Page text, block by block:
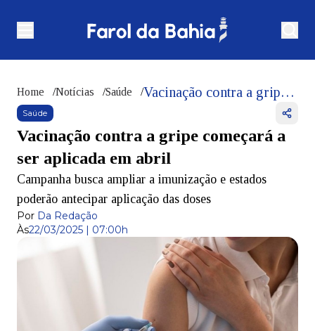
Home /Notícias /Saúde / Vacinação contra a gripe começará a ser aplicada em abril
Saúde
Vacinação contra a gripe começará a
ser aplicada em abril
Campanha busca ampliar a imunização e estados
poderão antecipar aplicação das doses
Por Da Redação
Às22/03/2025 | 07:00h